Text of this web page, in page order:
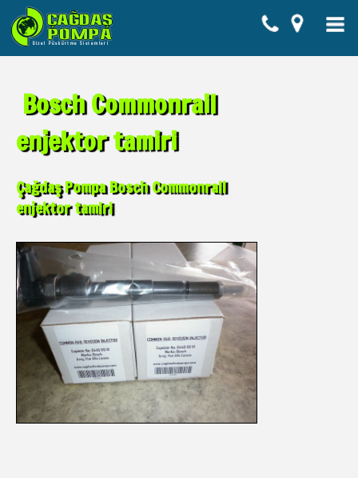
Bosch Commonrail
enjektor tamiri
Çağdaş Pompa Bosch Commonrail
enjektor tamiri